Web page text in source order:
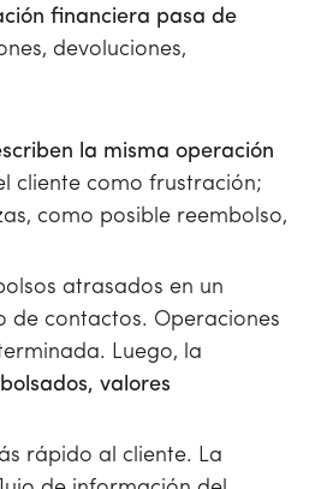
financiera pasa de
devoluciones,
la misma operación
cliente como frustración;
como posible reembolso,
atrasados en un
de contactos. Operaciones
Luego, la
valores
rápido al cliente. La